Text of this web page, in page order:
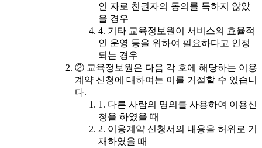
인 자로 친권자의 동의를 득하지 않았
을 경우
4. 기타 교육정보원이 서비스의 효율적
인 운영 등을 위하여 필요하다고 인정
되는 경우
② 교육정보원은 다음 각 호에 해당하는 이용
계약 신청에 대하여는 이를 거절할 수 있습니
다.
1. 다른 사람의 명의를 사용하여 이용신
청을 하였을 때
2. 이용계약 신청서의 내용을 허위로 기
재하였을 때